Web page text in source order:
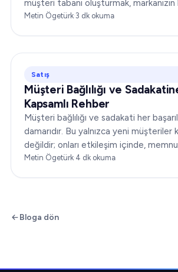
müşteri tabanı oluşturmak, markanızın
önemli ölçüde artırabilir. Bu yazıda…
Metin Ögetürk·3 dk okuma
Satış
Müşteri Bağlılığı ve
Kapsamlı Rehber
Müşteri bağlılığı ve sadakati her
damarıdır. Bu yalnızca yeni müşteriler
değildir; onları etkileşim içinde,
sadık tutmakla ilgilidir. Bu makalede…
Metin Ögetürk·4 dk okuma
Bloga dön